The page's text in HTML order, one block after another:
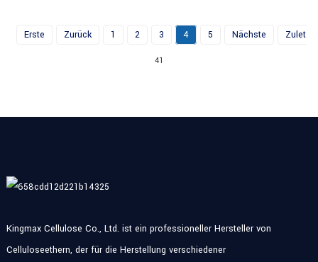
Erste Zurück 1 2 3 4 5 Nächste Zuletzt
41
Kingmax Cellulose Co., Ltd. ist ein professioneller Hersteller von
Celluloseethern, der für die Herstellung verschiedener